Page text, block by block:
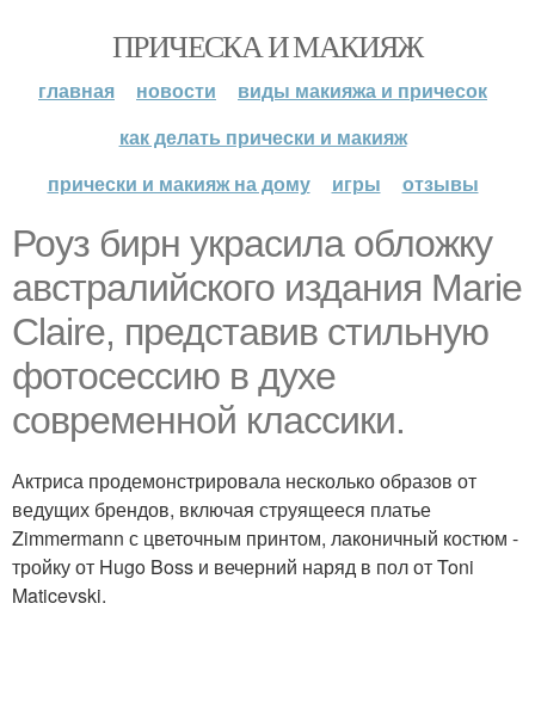
ПРИЧЕСКА И МАКИЯЖ
главная новости
виды макияжа и причесок
как делать прически и макияж
прически и макияж на дому
игры отзывы
Роуз бирн украсила обложку
австралийского издания Marie
Claire, представив стильную
фотосессию в духе
современной классики.
Актриса продемонстрировала несколько образов от
ведущих брендов, включая струящееся платье
Zimmermann с цветочным принтом, лаконичный костюм -
тройку от Hugo Boss и вечерний наряд в пол от Toni
Maticevski.